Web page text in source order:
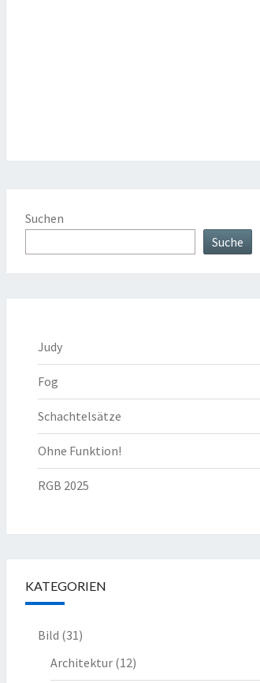
Suchen
Suche
Judy
Fog
Schachtelsätze
Ohne Funktion!
RGB 2025
KATEGORIEN
Bild (31)
Architektur (12)